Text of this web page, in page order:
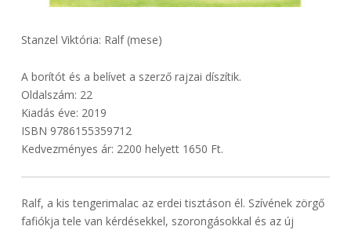
Stanzel Viktória: Ralf (mese)
A borítót és a belívet a szerző rajzai díszítik.
Oldalszám: 22
Kiadás éve: 2019
ISBN 9786155359712
Kedvezményes ár: 2200 helyett 1650 Ft.
Ralf, a kis tengerimalac az erdei tisztáson él. Szívének zörgő
fafiókja tele van kérdésekkel, szorongásokkal és az új